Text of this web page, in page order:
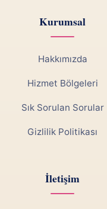
Kurumsal
Hakkımızda
Hizmet Bölgeleri
Sık Sorulan Sorular
Gizlilik Politikası
İletişim